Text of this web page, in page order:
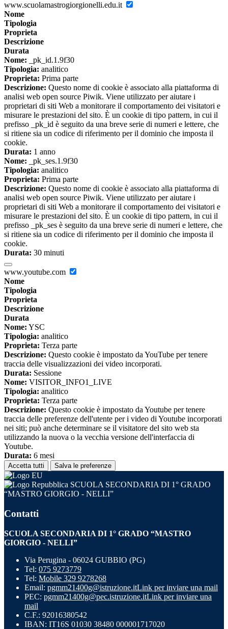
www.scuolamastrogiorgionelli.edu.it
Nome
Tipologia
Proprieta
Descrizione
Durata
Nome: _pk_id.1.9f30
Tipologia: analitico
Proprieta: Prima parte
Descrizione: Questo nome di cookie è associato alla piattaforma di
analisi web open source Piwik. Viene utilizzato per aiutare i
proprietari di siti Web a monitorare il comportamento dei visitatori e
misurare le prestazioni del sito. È un cookie di tipo pattern, in cui il
prefisso _pk_id è seguito da una breve serie di numeri e lettere, che
si ritiene sia un codice di riferimento per il dominio che imposta il
cookie.
Durata: 1 anno
Nome: _pk_ses.1.9f30
Tipologia: analitico
Proprieta: Prima parte
Descrizione: Questo nome di cookie è associato alla piattaforma di
analisi web open source Piwik. Viene utilizzato per aiutare i
proprietari di siti Web a monitorare il comportamento dei visitatori e
misurare le prestazioni del sito. È un cookie di tipo pattern, in cui il
prefisso _pk_ses è seguito da una breve serie di numeri e lettere, che
si ritiene sia un codice di riferimento per il dominio che imposta il
cookie.
Durata: 30 minuti
www.youtube.com
Nome
Tipologia
Proprieta
Descrizione
Durata
Nome: YSC
Tipologia: analitico
Proprieta: Terza parte
Descrizione: Questo cookie è impostato da YouTube per tenere
traccia delle visualizzazioni dei video incorporati.
Durata: Sessione
Nome: VISITOR_INFO1_LIVE
Tipologia: analitico
Proprieta: Terza parte
Descrizione: Questo cookie è impostato da Youtube per tenere
traccia delle preferenze dell'utente per i video di Youtube incorporati
nei siti; può anche determinare se il visitatore del sito web sta
utilizzando la nuova o la vecchia versione dell'interfaccia di
Youtube.
Durata: 6 mesi
Accetta tutti Salva le preferenze
SCUOLA SECONDARIA DI 1° GRADO
“MASTRO GIORGIO - NELLI”
Contatti
SCUOLA SECONDARIA DI 1° GRADO “MASTRO
GIORGIO - NELLI”
Via Perugina - 06024 GUBBIO (PG)
Tel: 075 9273779
Tel: Mobile 329 9278268
Email: pgmm21400g@istruzione.itLink per inviare una mail
PEC: pgmm21400g@pec.istruzione.itLink per inviare una
mail
C.F.: 92016380542
IBAN: IT16S 01030 38480 000001717020